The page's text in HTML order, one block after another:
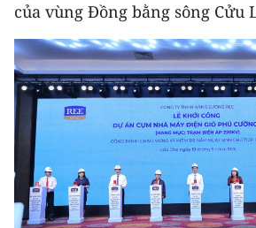
Media Xã hội
Media Pháp luật
Media Du lịch
Media Thế giới
Media Thể thao
Media Giáo dục
của vùng Đồng bằng sông Cửu